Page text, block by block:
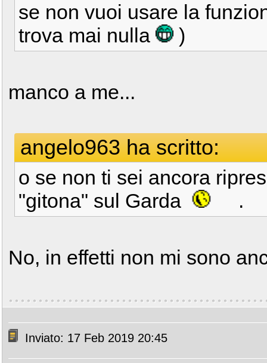
se non vuoi usare la
trova mai nulla
)
manco a me...
angelo963 ha scritto:
o se non ti sei ancora
"gitona" sul Garda
.
No, in effetti non mi sono
Inviato: 17 Feb 2019 20:45